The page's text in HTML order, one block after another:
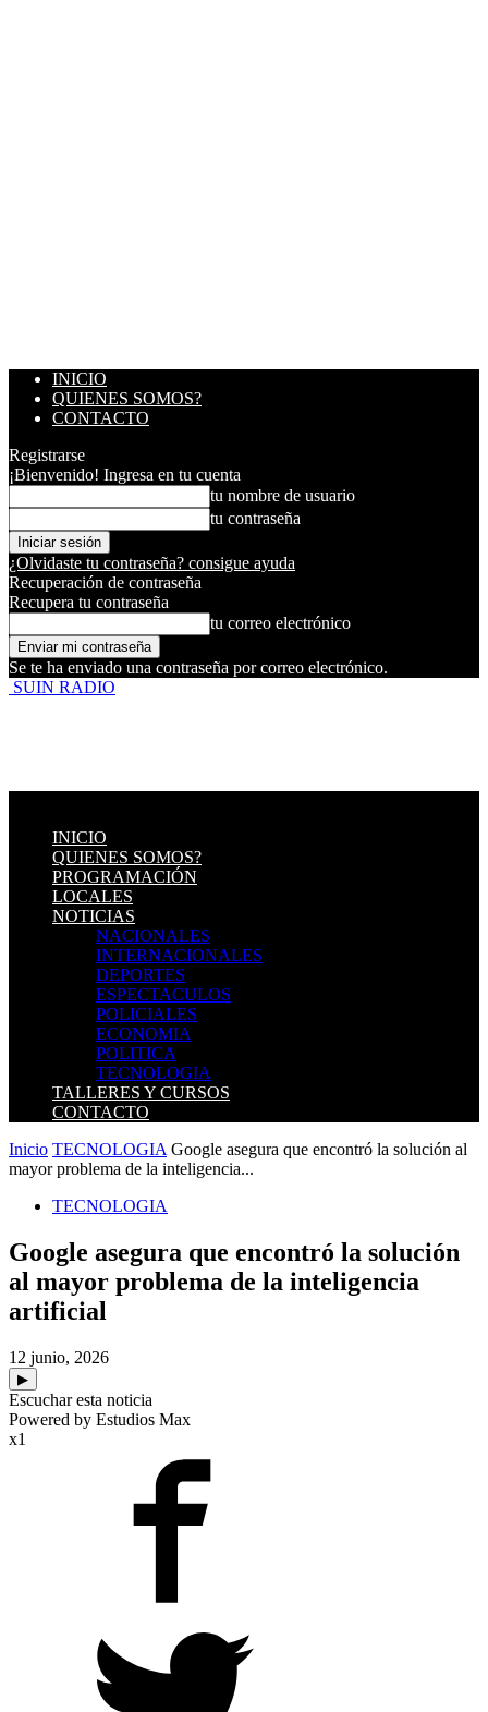
INICIO
QUIENES SOMOS?
CONTACTO
Registrarse
¡Bienvenido! Ingresa en tu cuenta
tu nombre de usuario
tu contraseña
¿Olvidaste tu contraseña? consigue ayuda
Recuperación de contraseña
Recupera tu contraseña
tu correo electrónico
Se te ha enviado una contraseña por correo electrónico.
SUIN RADIO
INICIO
QUIENES SOMOS?
PROGRAMACIÓN
LOCALES
NOTICIAS
NACIONALES
INTERNACIONALES
DEPORTES
ESPECTACULOS
POLICIALES
ECONOMIA
POLITICA
TECNOLOGIA
TALLERES Y CURSOS
CONTACTO
Inicio TECNOLOGIA Google asegura que encontró la solución al
mayor problema de la inteligencia...
TECNOLOGIA
Google asegura que encontró la solución
al mayor problema de la inteligencia
artificial
12 junio, 2026
▶
Escuchar esta noticia
Powered by Estudios Max
x1